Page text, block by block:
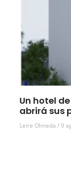
Un hotel
abrirá sus
Leire Olmeda 9